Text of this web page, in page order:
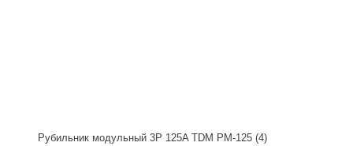
Рубильник модульный 3P 125A TDM РМ-125 (4)